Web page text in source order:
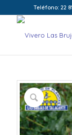
Teléfono: 22